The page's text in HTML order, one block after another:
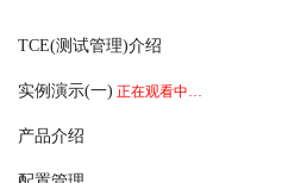
TCE(测试管理)介绍
实例演示(一) 正在观看中…
产品介绍